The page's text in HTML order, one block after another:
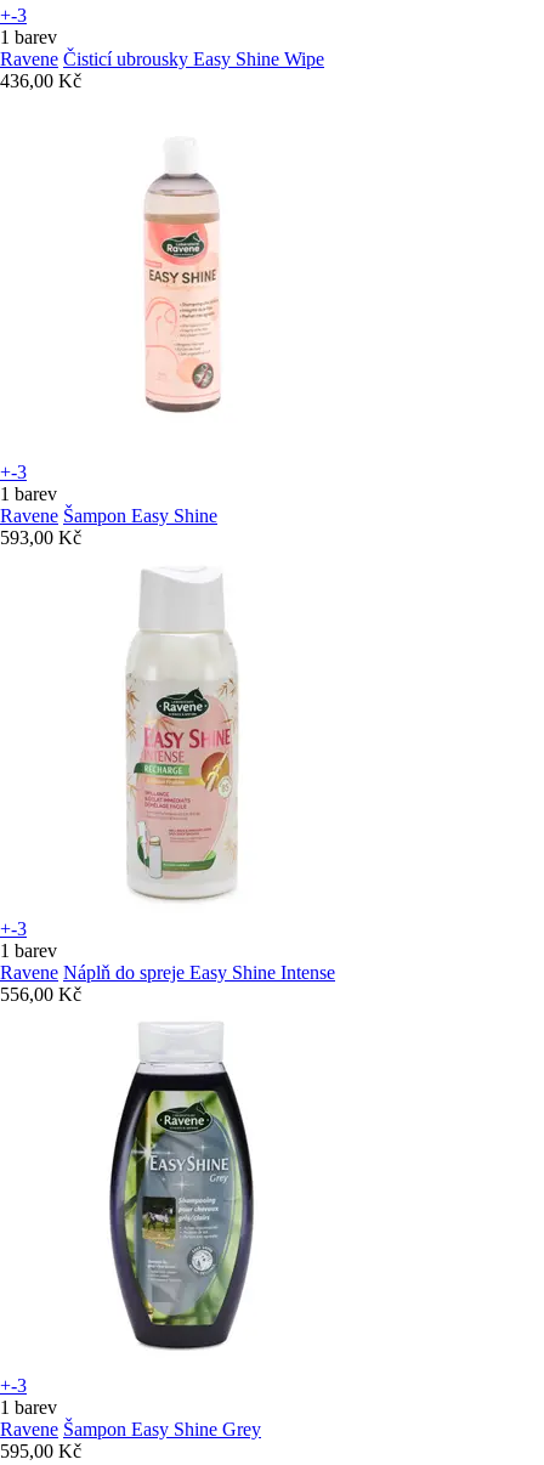
+-3
1 barev
Ravene Čisticí ubrousky Easy Shine Wipe
436,00 Kč
+-3
1 barev
Ravene Šampon Easy Shine
593,00 Kč
+-3
1 barev
Ravene Náplň do spreje Easy Shine Intense
556,00 Kč
+-3
1 barev
Ravene Šampon Easy Shine Grey
595,00 Kč